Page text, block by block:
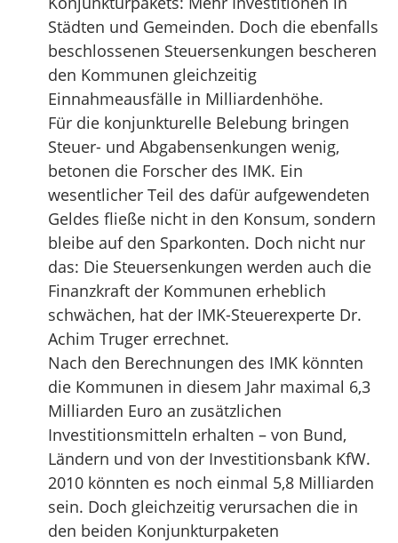
Städten und Gemeinden. Doch die ebenfalls
beschlossenen Steuersenkungen bescheren
den Kommunen gleichzeitig
Einnahmeausfälle in Milliardenhöhe.
Für die konjunkturelle Belebung bringen
Steuer- und Abgabensenkungen wenig,
betonen die Forscher des IMK. Ein
wesentlicher Teil des dafür aufgewendeten
Geldes fließe nicht in den Konsum, sondern
bleibe auf den Sparkonten. Doch nicht nur
das: Die Steuersenkungen werden auch die
Finanzkraft der Kommunen erheblich
schwächen, hat der IMK-Steuerexperte Dr.
Achim Truger errechnet.
Nach den Berechnungen des IMK könnten
die Kommunen in diesem Jahr maximal 6,3
Milliarden Euro an zusätzlichen
Investitionsmitteln erhalten – von Bund,
Ländern und von der Investitionsbank KfW.
2010 könnten es noch einmal 5,8 Milliarden
sein. Doch gleichzeitig verursachen die in
den beiden Konjunkturpaketen